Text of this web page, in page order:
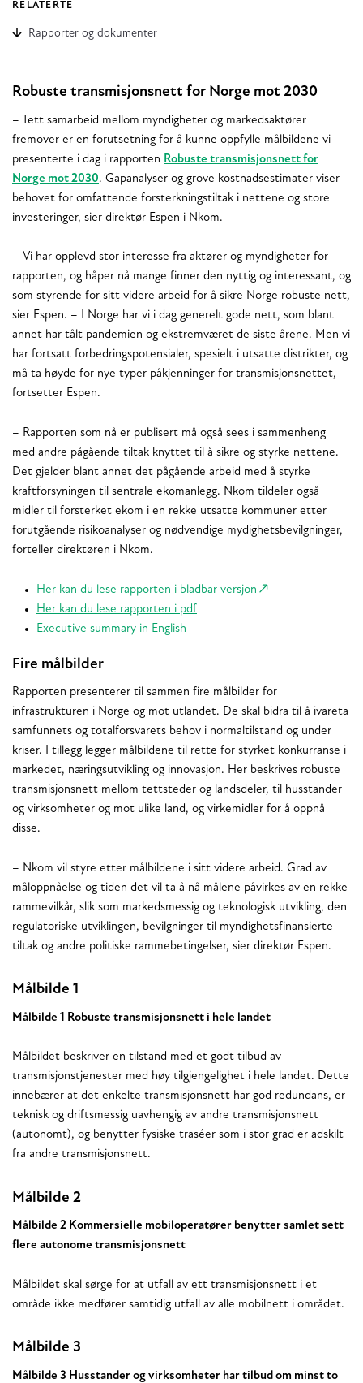
RELATERTE
Rapporter og dokumenter
Robuste transmisjonsnett for Norge mot 2030
– Tett samarbeid mellom myndigheter og markedsaktører
fremover er en forutsetning for å kunne oppfylle målbildene vi
presenterte i dag i rapporten Robuste transmisjonsnett for
Norge mot 2030. Gapanalyser og grove kostnadsestimater viser
behovet for omfattende forsterkningstiltak i nettene og store
investeringer, sier direktør Espen i Nkom.
– Vi har opplevd stor interesse fra aktører og myndigheter for
rapporten, og håper nå mange finner den nyttig og interessant, og
som styrende for sitt videre arbeid for å sikre Norge robuste nett,
sier Espen. – I Norge har vi i dag generelt gode nett, som blant
annet har tålt pandemien og ekstremværet de siste årene. Men vi
har fortsatt forbedringspotensialer, spesielt i utsatte distrikter, og
må ta høyde for nye typer påkjenninger for transmisjonsnettet,
fortsetter Espen.
– Rapporten som nå er publisert må også sees i sammenheng
med andre pågående tiltak knyttet til å sikre og styrke nettene.
Det gjelder blant annet det pågående arbeid med å styrke
kraftforsyningen til sentrale ekomanlegg. Nkom tildeler også
midler til forsterket ekom i en rekke utsatte kommuner etter
forutgående risikoanalyser og nødvendige mydighetsbevilgninger,
forteller direktøren i Nkom.
Her kan du lese rapporten i bladbar versjon
Her kan du lese rapporten i pdf
Executive summary in English
Fire målbilder
Rapporten presenterer til sammen fire målbilder for
infrastrukturen i Norge og mot utlandet. De skal bidra til å ivareta
samfunnets og totalforsvarets behov i normaltilstand og under
kriser. I tillegg legger målbildene til rette for styrket konkurranse i
markedet, næringsutvikling og innovasjon. Her beskrives robuste
transmisjonsnett mellom tettsteder og landsdeler, til husstander
og virksomheter og mot ulike land, og virkemidler for å oppnå
disse.
– Nkom vil styre etter målbildene i sitt videre arbeid. Grad av
måloppnåelse og tiden det vil ta å nå målene påvirkes av en rekke
rammevilkår, slik som markedsmessig og teknologisk utvikling, den
regulatoriske utviklingen, bevilgninger til myndighetsfinansierte
tiltak og andre politiske rammebetingelser, sier direktør Espen.
Målbilde 1
Målbilde 1 Robuste transmisjonsnett i hele landet
Målbildet beskriver en tilstand med et godt tilbud av
transmisjonstjenester med høy tilgjengelighet i hele landet. Dette
innebærer at det enkelte transmisjonsnett har god redundans, er
teknisk og driftsmessig uavhengig av andre transmisjonsnett
(autonomt), og benytter fysiske traséer som i stor grad er adskilt
fra andre transmisjonsnett.
Målbilde 2
Målbilde 2 Kommersielle mobiloperatører benytter samlet sett
flere autonome transmisjonsnett
Målbildet skal sørge for at utfall av ett transmisjonsnett i et
område ikke medfører samtidig utfall av alle mobilnett i området.
Målbilde 3
Målbilde 3 Husstander og virksomheter har tilbud om minst to